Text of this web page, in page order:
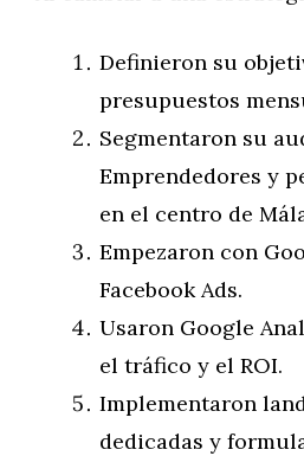
Definieron su
presupuestos
Segmentaron su
Emprendedores y
en el centro de
Empezaron con
Facebook Ads.
Usaron Google
el tráfico y el ROI.
Implementaron
dedicadas y